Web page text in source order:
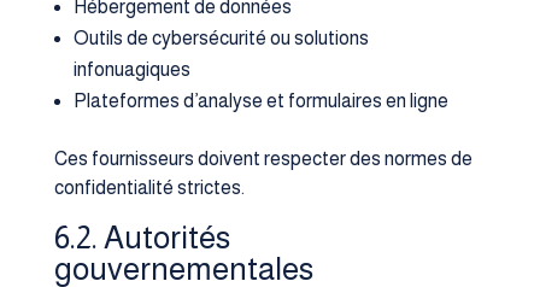
Hébergement de données
Outils de cybersécurité ou solutions
infonuagiques
Plateformes d’analyse et formulaires en ligne
Ces fournisseurs doivent respecter des normes de
confidentialité strictes.
6.2. Autorités
gouvernementales